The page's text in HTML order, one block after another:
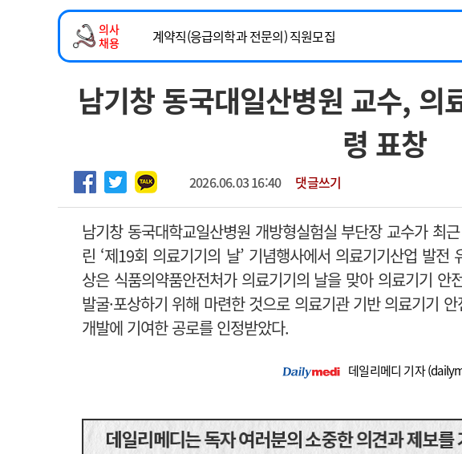
인포메이션 행정처분 판례
고객센터 회사소개 법적고지 광고안
의사
채용
계약직(응급의학과 전문의) 직원모집
하반기 전공의(레지던트1년차) 모집
2026년 하반기 인턴 모집
남기창 동국대일산병원 교수, 의
령 표창
2026.06.03 16:40 댓글쓰기
남기창 동국대학교일산병원 개방형실험실 부단장 교수가 최
린 ‘제19회 의료기기의 날’ 기념행사에서 의료기기산업 발
상은 식품의약품안전처가 의료기기의 날을 맞아 의료기기 안
발굴·포상하기 위해 마련한 것으로 의료기관 기반 의료기기
개발에 기여한 공로를 인정받았다.
데일리메디 기자 (